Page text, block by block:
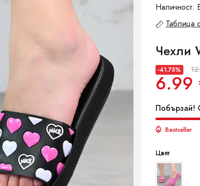
Наличност:
Таблица
Чехли
-41.75%
6.99
Побързай!
Bestseller
Цвят